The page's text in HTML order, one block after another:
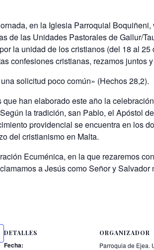
en la Iglesia Parroquial
de las Unidades Pastorales de Gallur/
la unidad de los cristianos (del 18 al
confesiones cristianas, rezamos juntos
solicitud poco común» (Hechos 28,2).
han elaborado este año la
la tradición, san Pablo, el Apóstol
providencial se encuentra en los
del cristianismo en Malta.
Ecuménica, en la que rezaremos
a Jesús como Señor y Salvador
DETALLES
Fecha:
ORGANIZADOR
Parroquia de Ejea.